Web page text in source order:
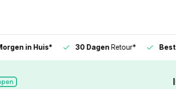
in Huis* 30 DagenRetour* Beste